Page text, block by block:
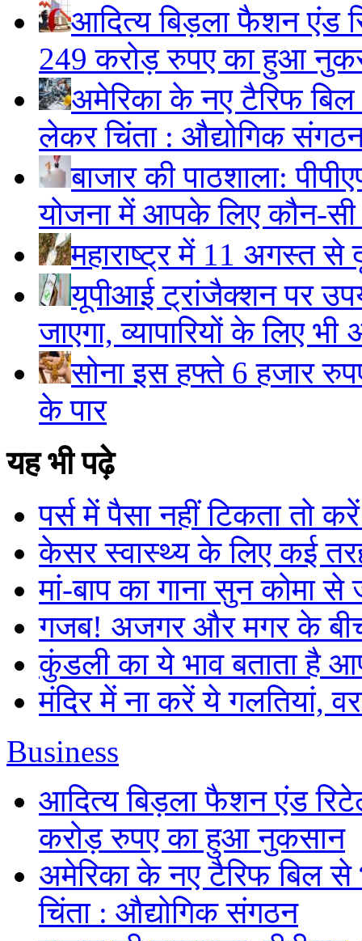
आदित्य बिड़ला फैशन एंड
249 करोड़ रुपए का हुआ
अमेरिका के नए टैरिफ बिल
लेकर चिंता : औद्योगिक
बाजार की पाठशाला:
योजना में आपके लिए कौन-सी
महाराष्ट्र में 11 अगस्त
यूपीआई ट्रांजैक्शन पर
जाएगा, व्यापारियों के लिए
सोना इस हफ्ते 6 हजार
के पार
यह भी पढ़े
पर्स में पैसा नहीं टिकता तो
केसर स्वास्थ्य के लिए कई
मां-बाप का गाना सुन कोमा से
गजब! अजगर और मगर के बीच
कुंडली का ये भाव बताता है आप
मंदिर में ना करें ये गलतियां,
Business
आदित्य बिड़ला फैशन एंड
करोड़ रुपए का हुआ नुकसान
अमेरिका के नए टैरिफ बिल से
चिंता : औद्योगिक संगठन